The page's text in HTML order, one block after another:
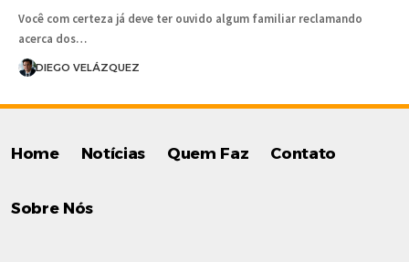
Você com certeza já deve ter ouvido algum familiar reclamando
acerca dos…
DIEGO VELÁZQUEZ
Home Notícias Quem Faz Contato
Sobre Nós